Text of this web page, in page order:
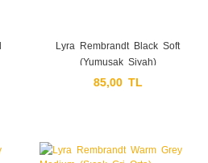
Lyra Rembrandt Black Soft
(Yumuşak Siyah)
85,00 TL